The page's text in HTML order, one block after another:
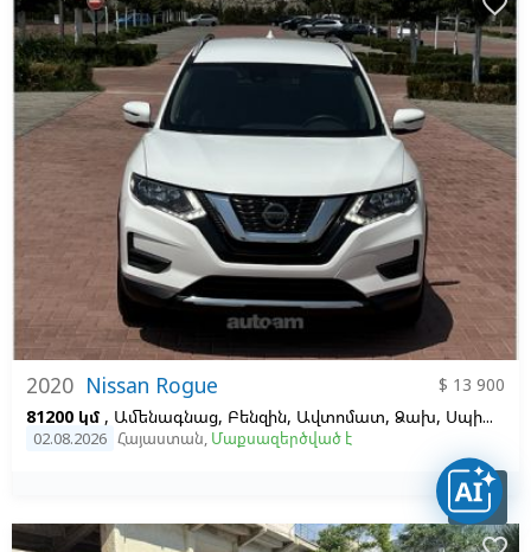

2020 Nissan Rogue
$ 13 900
81200 կմ , Ամենագնաց, Բենզին, Ավտոմատ, Ձախ, Սպիտակ
02.08.2026 Հայաստան, Մաքսազերծված է